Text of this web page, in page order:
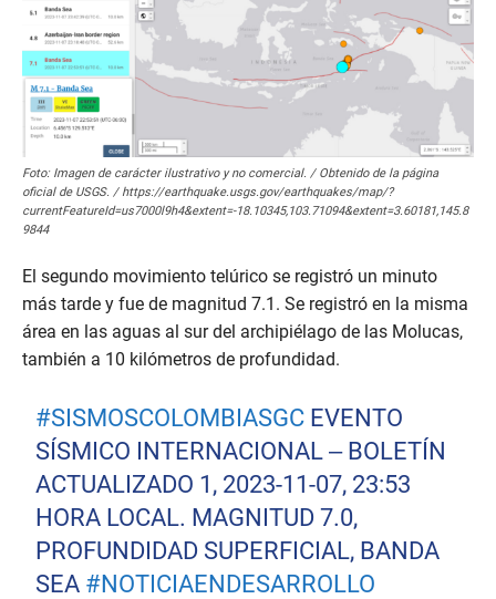
Foto: Imagen de carácter ilustrativo y no comercial. / Obtenido de la página
oficial de USGS. / https://earthquake.usgs.gov/earthquakes/map/?
currentFeatureId=us7000l9h4&extent=-18.10345,103.71094&extent=3.60181,145.8
9844
El segundo movimiento telúrico se registró un minuto
más tarde y fue de magnitud 7.1. Se registró en la misma
área en las aguas al sur del archipiélago de las Molucas,
también a 10 kilómetros de profundidad.
#SISMOSCOLOMBIASGC EVENTO
SÍSMICO INTERNACIONAL – BOLETÍN
ACTUALIZADO 1, 2023-11-07, 23:53
HORA LOCAL. MAGNITUD 7.0,
PROFUNDIDAD SUPERFICIAL, BANDA
SEA #NOTICIAENDESARROLLO